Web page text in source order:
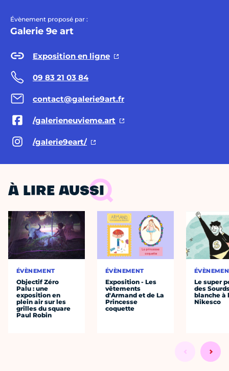
Évènement proposé par :
Galerie 9e art
Exposition en ligne
09 83 21 03 84
contact@galerie9art.fr
/galerieneuvieme.art
/galerie9eart/
À LIRE AUSSI
ÉVÈNEMENT
Objectif Zéro
Palu : une
exposition en
plein air sur les
grilles du square
Paul Robin
ÉVÈNEMENT
Exposition - Les
vêtements
d'Armand et de La
Princesse
coquette
Le super
des
blanche à
Nikesco